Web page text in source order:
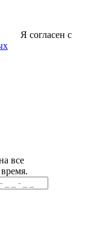
Я согласен с
все